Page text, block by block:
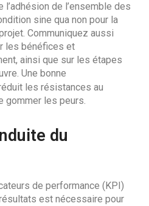
de l’ensemble des
sine qua non pour la
Communiquez aussi
les bénéfices et
ainsi que sur les étapes
Une bonne
les résistances au
gommer les peurs.
du
de performance (KPI)
est nécessaire pour